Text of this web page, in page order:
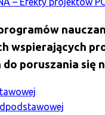
wspierających
poruszania się